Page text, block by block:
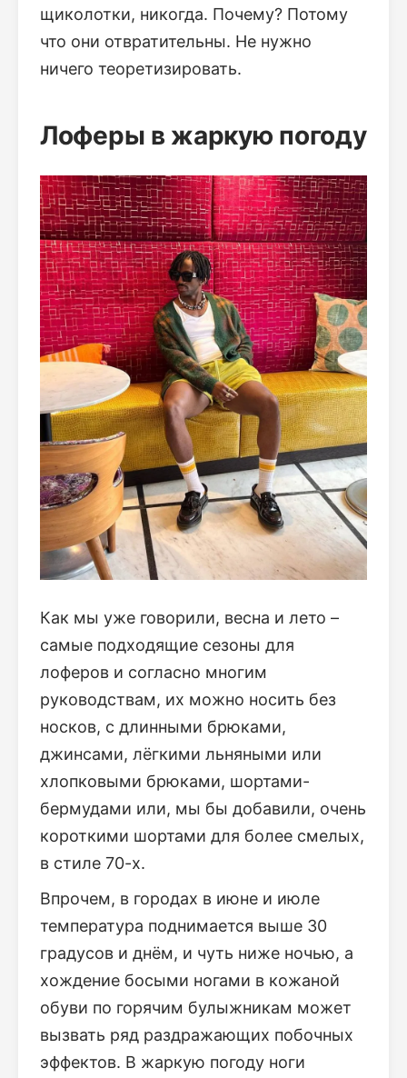
щиколотки, никогда. Почему? Потому
что они отвратительны. Не нужно
ничего теоретизировать.
Лоферы в жаркую погоду
Как мы уже говорили, весна и лето –
самые подходящие сезоны для
лоферов и согласно многим
руководствам, их можно носить без
носков, с длинными брюками,
джинсами, лёгкими льняными или
хлопковыми брюками, шортами-
бермудами или, мы бы добавили, очень
короткими шортами для более смелых,
в стиле 70-х.
Впрочем, в городах в июне и июле
температура поднимается выше 30
градусов и днём, и чуть ниже ночью, а
хождение босыми ногами в кожаной
обуви по горячим булыжникам может
вызвать ряд раздражающих побочных
эффектов. В жаркую погоду ноги